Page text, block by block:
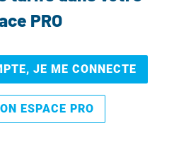
PRO
JE ME CONNECTE
ESPACE PRO